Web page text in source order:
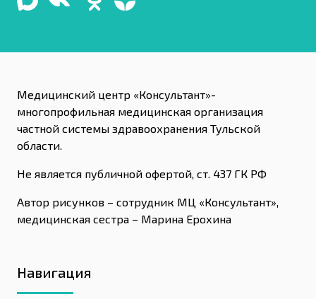
Медицинский центр «Консультант»-
многопрофильная медицинская организация
частной системы здравоохранения Тульской
области.
Не является публичной офертой, ст. 437 ГК РФ
Автор рисунков – сотрудник МЦ «Консультант»,
медицинская сестра – Марина Ерохина
Навигация